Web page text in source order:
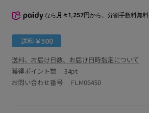
なら 月々1,257円から。分割手数料無料
送料￥500
送料、お届け日数、お届け日時指定について
獲得ポイント数 34pt
お問い合わせ番号 FLM06450